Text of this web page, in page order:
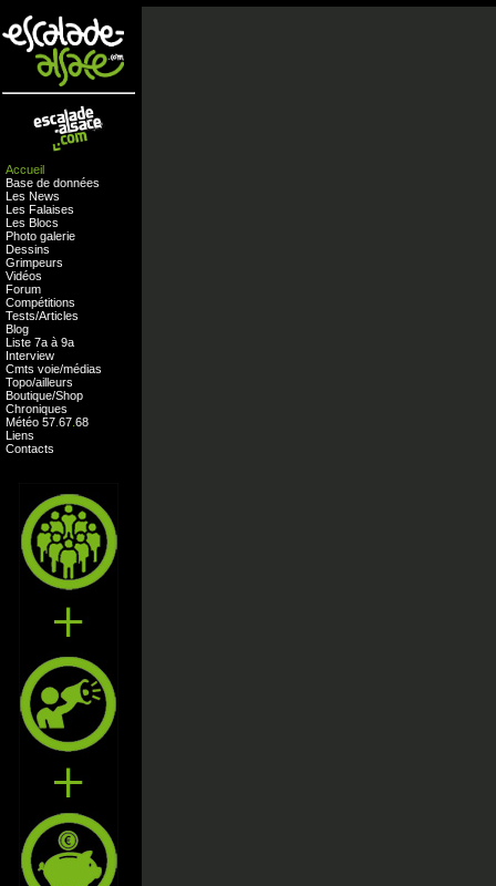
Accueil
Base de données
Les News
Les Falaises
Les Blocs
Photo galerie
Dessins
Grimpeurs
Vidéos
Forum
Compétitions
Tests/Articles
Blog
Liste 7a à 9a
Interview
Cmts voie/médias
Topo/ailleurs
Boutique/Shop
Chroniques
Météo 57 67 68
Liens
Contacts